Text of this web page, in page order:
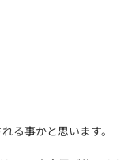
る事かと思います。